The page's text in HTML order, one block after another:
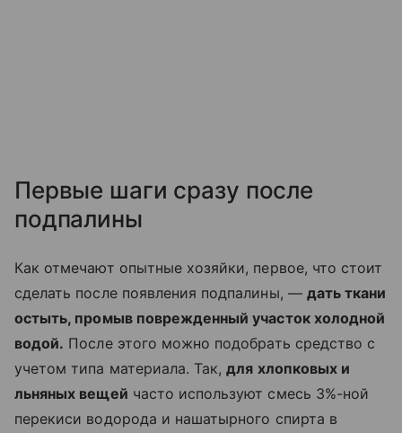
Первые шаги сразу после
подпалины
Как отмечают опытные хозяйки, первое, что стоит
сделать после появления подпалины, — дать ткани
остыть, промыв поврежденный участок холодной
водой. После этого можно подобрать средство с
учетом типа материала. Так,для хлопковых и
льняных вещей часто используют смесь 3%-ной
перекиси водорода и нашатырного спирта в